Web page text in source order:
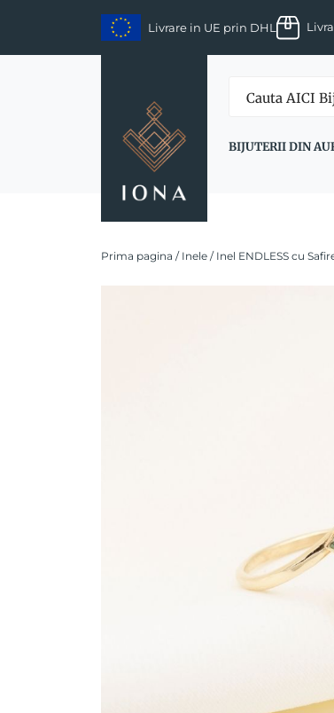
content
Livrare in UE prin DHL
BIJUTERII DIN
Prima pagina / Inele / Inel ENDLESS cu